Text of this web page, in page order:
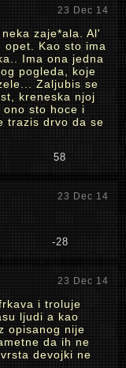
23 Dec 14
zaje*ala. Al'
Kao sto ima
Ima ona jedna
pogleda, koje
Zaljubis se
kreneska njoj
sto hoce i
trazis drvo da se
58
23 Dec 14
-28
23 Dec 14
i troluje
ljudi a kao
opisanog nije
da ih ne
devojki ne